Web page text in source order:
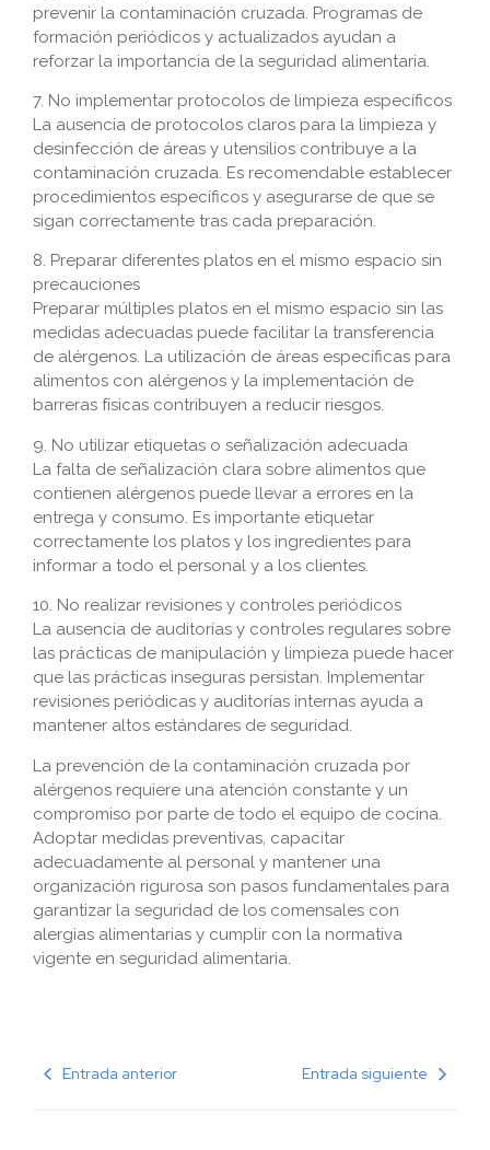
prevenir la contaminación cruzada. Programas de
formación periódicos y actualizados ayudan a
reforzar la importancia de la seguridad alimentaria.
7. No implementar protocolos de limpieza específicos
La ausencia de protocolos claros para la limpieza y
desinfección de áreas y utensilios contribuye a la
contaminación cruzada. Es recomendable establecer
procedimientos específicos y asegurarse de que se
sigan correctamente tras cada preparación.
8. Preparar diferentes platos en el mismo espacio sin
precauciones
Preparar múltiples platos en el mismo espacio sin las
medidas adecuadas puede facilitar la transferencia
de alérgenos. La utilización de áreas específicas para
alimentos con alérgenos y la implementación de
barreras físicas contribuyen a reducir riesgos.
9. No utilizar etiquetas o señalización adecuada
La falta de señalización clara sobre alimentos que
contienen alérgenos puede llevar a errores en la
entrega y consumo. Es importante etiquetar
correctamente los platos y los ingredientes para
informar a todo el personal y a los clientes.
10. No realizar revisiones y controles periódicos
La ausencia de auditorías y controles regulares sobre
las prácticas de manipulación y limpieza puede hacer
que las prácticas inseguras persistan. Implementar
revisiones periódicas y auditorías internas ayuda a
mantener altos estándares de seguridad.
La prevención de la contaminación cruzada por
alérgenos requiere una atención constante y un
compromiso por parte de todo el equipo de cocina.
Adoptar medidas preventivas, capacitar
adecuadamente al personal y mantener una
organización rigurosa son pasos fundamentales para
garantizar la seguridad de los comensales con
alergias alimentarias y cumplir con la normativa
vigente en seguridad alimentaria.
Entrada anterior Entrada siguiente